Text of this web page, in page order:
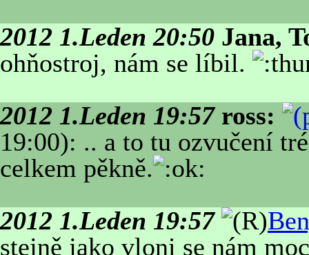
2012 1.Leden 20:50 Jana,
ohňostroj, nám se líbil.
2012 1.Leden 19:57 ross:
19:00): .. a to tu ozvučení
celkem pěkně.
2012 1.Leden 19:57
stejně jako vloni se nám